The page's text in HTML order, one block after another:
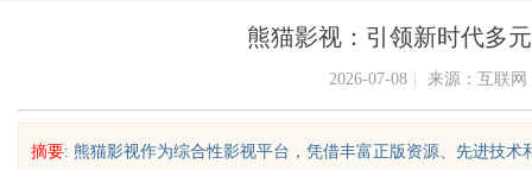
熊猫影视：引领新时代多
2026-07-08 来源：互联网
摘要: 熊猫影视作为综合性影视平台，凭借丰富正版资源、先进技